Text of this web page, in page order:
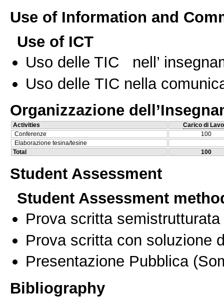
Use of Information and
Use of ICT
Uso delle TIC nell’
Uso delle TIC nella
Organizzazione
Activities
Carico di
Conferenze
100
Elaborazione tesina/tesine
Total
100
Student Assessment
Student Assessment
Prova scritta
Prova scritta con soluzione
Presentazione Pubblica
Bibliography